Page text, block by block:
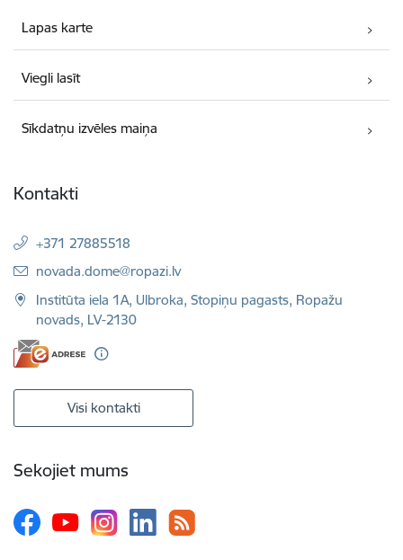
Lapas karte
Viegli lasīt
Sīkdatņu izvēles maiņa
Kontakti
+371 27885518
E-pasts:
novada.dome@ropazi.lv
Institūta iela 1A, Ulbroka, Stopiņu pagasts, Ropažu
novads, LV-2130
Visi kontakti
Sekojiet mums